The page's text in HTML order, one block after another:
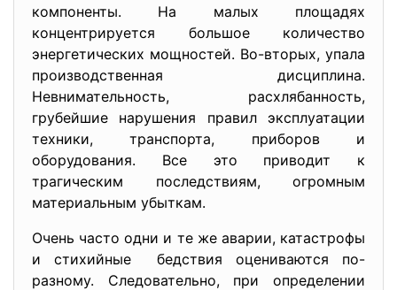
компоненты. На малых площадях
концентрируется большое количество
энергетических мощностей. Во-вторых, упала
производственная дисциплина.
Невнимательность, расхлябанность,
грубейшие нарушения правил эксплуатации
техники, транспорта, приборов и
оборудования. Все это приводит к
трагическим последствиям, огромным
материальным убыткам.
Очень часто одни и те же аварии, катастрофы
и стихийные бедствия оцениваются по-
разному. Следовательно, при определении